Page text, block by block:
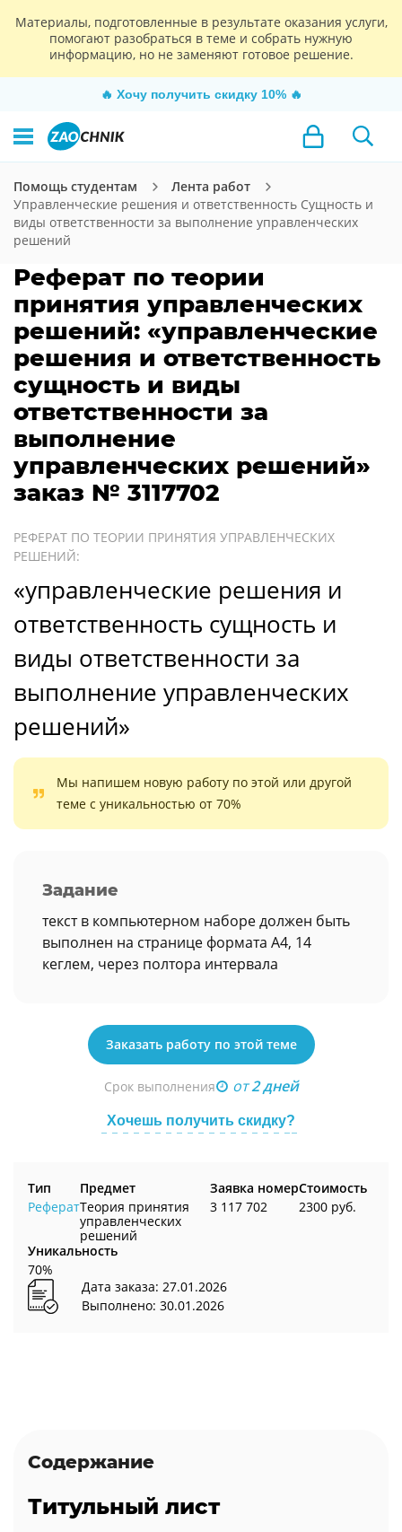
Материалы, подготовленные в результате оказания услуги,
помогают разобраться в теме и собрать нужную
информацию, но не заменяют готовое решение.
🔥 Хочу получить скидку 10% 🔥
Помощь студентам
Лента работ
Управленческие решения и ответственность Сущность и
виды ответственности за выполнение управленческих
решений
Реферат по теории
принятия управленческих
решений: «управленческие
решения и ответственность
сущность и виды
ответственности за
выполнение
управленческих решений»
заказ № 3117702
РЕФЕРАТ ПО ТЕОРИИ ПРИНЯТИЯ УПРАВЛЕНЧЕСКИХ
РЕШЕНИЙ:
«управленческие решения и
ответственность сущность и
виды ответственности за
выполнение управленческих
решений»
Мы напишем новую работу по этой или другой
теме с уникальностью от 70%
Задание
текст в компьютерном наборе должен быть
выполнен на странице формата А4, 14
кеглем, через полтора интервала
Заказать работу по этой теме
Срок выполнения от2 дней
Хочешь получить скидку?
Тип
Реферат
Предмет
Теория принятия
управленческих
решений
Заявка номер
3 117 702
Стоимость
2300 руб.
Уникальность
70%
Дата заказа: 27.01.2026
Выполнено: 30.01.2026
Содержание
Титульный лист